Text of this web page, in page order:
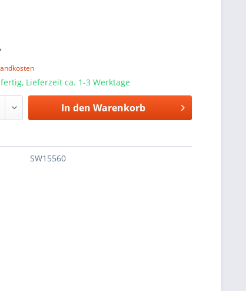
Lieferzeit ca. 1-3 Werktage
In den Warenkorb
SW15560